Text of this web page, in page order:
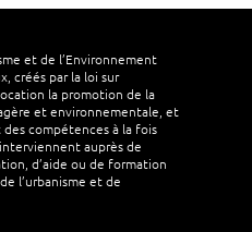
et de l’Environnement
créés par la loi sur
la promotion de la
et environnementale, et
compétences à la fois
auprès de
d’aide ou de formation
l’urbanisme et de